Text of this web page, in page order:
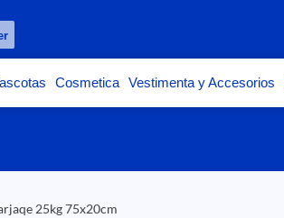
Cosmetica Vestimenta y Accesorios
25kg 75x20cm